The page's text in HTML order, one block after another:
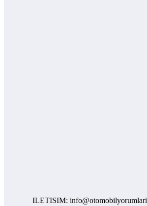
ILETISIM: info@otomobilyorumlari.org